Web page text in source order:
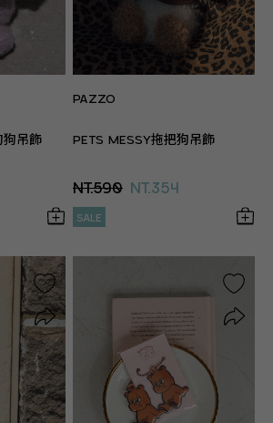
狗吊飾
PAZZO
PETS MESSY拖把狗吊飾
NT.590 NT.354
SALE